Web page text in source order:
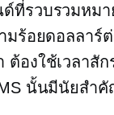
ที่รวบรวมหมา
มร้อยดอลลาร์
องใช้เวลาสั
นั้นมีนัยสำ